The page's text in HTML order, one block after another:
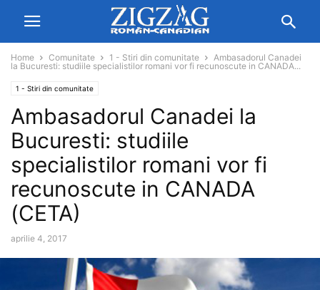
Home Comunitate 1 - Stiri din comunitate
Ambasadorul Canadei
la Bucuresti: studiile specialistilor romani vor fi recunoscute in CANADA...
1 - Stiri din comunitate
Ambasadorul Canadei la
Bucuresti: studiile
specialistilor romani vor fi
recunoscute in CANADA
(CETA)
aprilie 4, 2017